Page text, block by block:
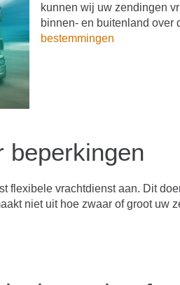
kunnen wij uw zendingen
binnen- en buitenland over
bestemmingen
beperkingen
flexibele vrachtdienst aan. Dit
niet uit hoe zwaar of groot uw